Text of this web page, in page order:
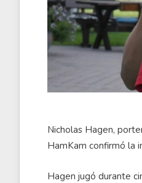
Nicholas Hagen,
HamKam confirmó la
Hagen jugó durante